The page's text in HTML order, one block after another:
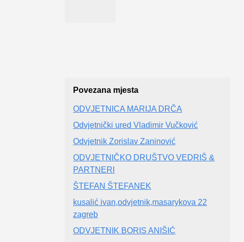
Povezana mjesta
ODVJETNICA MARIJA DRČA
Odvjetnički ured Vladimir Vučković
Odvjetnik Zorislav Zaninović
ODVJETNIČKO DRUŠTVO VEDRIŠ &
PARTNERI
ŠTEFAN ŠTEFANEK
kusalić ivan,odvjetnik,masarykova 22
zagreb
ODVJETNIK BORIS ANIŠIĆ